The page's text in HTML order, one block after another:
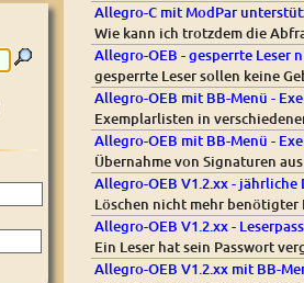
Allegro-C mit ModPar
Wie kann ich trotzdem die
Allegro-OEB - gesperrte Leser
gesperrte Leser sollen keine
Allegro-OEB mit BB-Menü -
Exemplarlisten in
Allegro-OEB mit BB-Menü -
Übernahme von Signaturen
Allegro-OEB V1.2.xx - jährliche
Löschen nicht mehr
Allegro-OEB V1.2.xx -
Ein Leser hat sein Passwort
Allegro-OEB V1.2.xx mit BB-